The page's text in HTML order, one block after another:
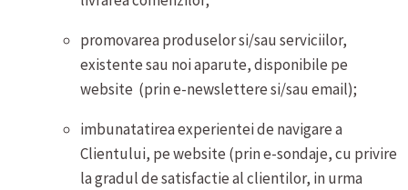
promovarea produselor si/sau serviciilor,
existente sau noi aparute, disponibile pe
website (prin e-newslettere si/sau email);
imbunatatirea experientei de navigare a
Clientului, pe website (prin e-sondaje, cu privire
la gradul de satisfactie al clientilor, in urma